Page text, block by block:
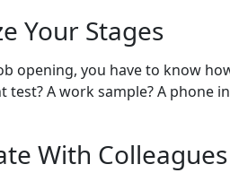
Your Stages
opening, you have to know
test? A work sample? A
With Colleagues